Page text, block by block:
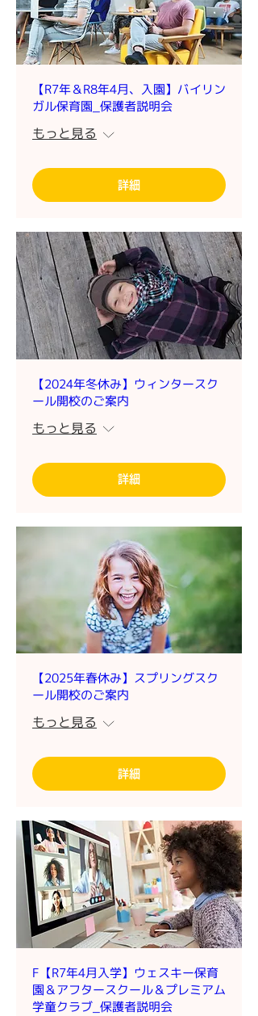
【R7年＆R8年4月、入園】バイリン
ガル保育園_保護者説明会
もっと見る
詳細
【2024年冬休み】ウィンタースク
ール開校のご案内
もっと見る
詳細
【2025年春休み】スプリングスク
ール開校のご案内
もっと見る
詳細
F【R7年4月入学】ウェスキー保育
園＆アフタースクール＆プレミアム
学童クラブ_保護者説明会